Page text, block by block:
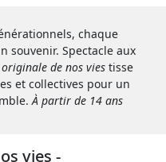
chaque
souvenir. Spectacle aux
de nos vies tisse
et collectives pour un
À partir de 14 ans
vies -